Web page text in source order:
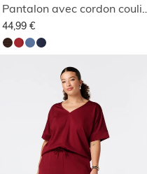
44,99 €